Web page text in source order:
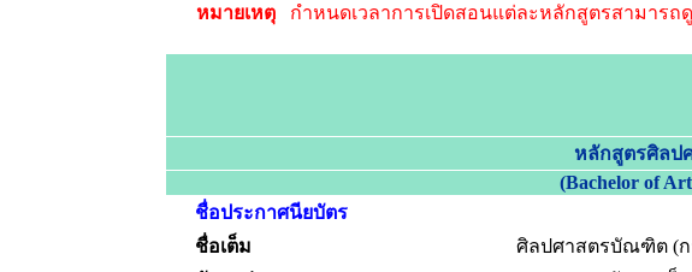
หมายเหตุ กำหนดเวลาการเปิดสอนแต่ละหลักสูตรสามารถ
หลักสูตรศิลป
(Bachelor of
ชื่อประกาศนียบัตร
ชื่อเต็ม
ศิลปศาสตรบัณฑิต (